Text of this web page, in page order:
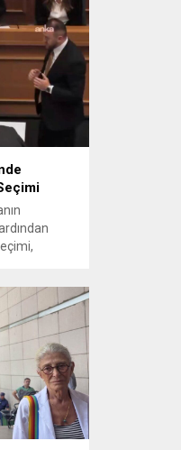
da
tutukluluk
verildi.
ciddi iddialar
Seçim
CHP’nin...